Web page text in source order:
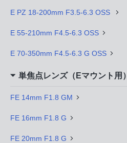
E PZ 18-200mm F3.5-6.3 OSS
E 55-210mm F4.5-6.3 OSS
E 70-350mm F4.5-6.3 G OSS
単焦点レンズ（Eマウント用）
FE 14mm F1.8 GM
FE 16mm F1.8 G
FE 20mm F1.8 G